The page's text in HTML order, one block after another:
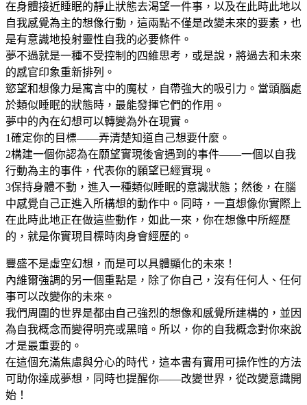
在身體接近睡眠的靜止狀態去渴望一件事，以及在此時此地以
自我感覺為主的想像行動，這兩點不僅是改變未來的要素，也
是有意識地投射靈性自我的必要條件。
夢不過就是一種不受控制的四維思考，或是說，將過去和未來
的感官印象重新排列。
慾望和想像力是寓言中的魔杖，自帶強大的吸引力。當頭腦處
於類似睡眠的狀態時，最能發揮它們的作用。
夢中的內在幻想可以轉變為外在現實。
1確定你的目標——弄清楚知道自己想要什麼。
2構建一個你認為在願望實現後會遇到的事件——一個以自我
行動為主的事件，代表你的願望已經實現。
3保持身體不動，進入一種類似睡眠的意識狀態；然後，在腦
中感覺自己正進入所構想的動作中。同時，一直想像你實際上
在此時此地正在做這些動作，如此一來，你在想像中所經歷
的，就是你實現目標時肉身會經歷的。
豐盛不是虛空幻想，而是可以具體顯化的未來！
內維爾強調的另一個重點是，除了你自己，沒有任何人、任何
事可以改變你的未來。
我們周圍的世界是都由自己強烈的想像和感覺所建構的，並因
為自我概念而變得明亮或黑暗。所以，你的自我概念對你來說
才是最重要的。
在這個充滿焦慮與分心的時代，這本書有實用可操作性的方法
可助你達成夢想，同時也提醒你——改變世界，從改變意識開
始！